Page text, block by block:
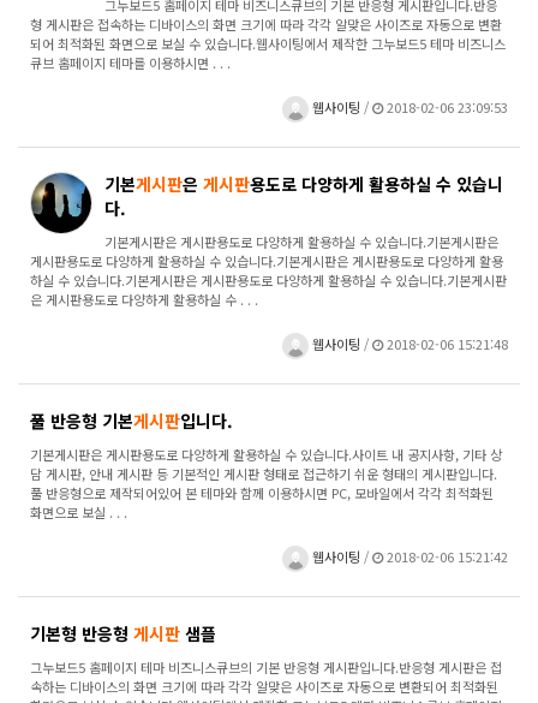
그누보드5 홈페이지 테마 비즈니스큐브의 기본 반응형 게시판입니다.반응
형 게시판은 접속하는 디바이스의 화면 크기에 따라 각각 알맞은 사이즈로 자동으로 변환
되어 최적화된 화면으로 보실 수 있습니다.웹사이팅에서 제작한 그누보드5 테마 비즈니스
큐브 홈페이지 테마를 이용하시면 . . .
웹사이팅 / 2018-02-06 23:09:53
기본게시판은 게시판용도로 다양하게 활용하실 수 있습니
다.
기본게시판은 게시판용도로 다양하게 활용하실 수 있습니다.기본게시판은
게시판용도로 다양하게 활용하실 수 있습니다.기본게시판은 게시판용도로 다양하게 활용
하실 수 있습니다.기본게시판은 게시판용도로 다양하게 활용하실 수 있습니다.기본게시판
은 게시판용도로 다양하게 활용하실 수 . . .
웹사이팅 / 2018-02-06 15:21:48
풀 반응형 기본게시판입니다.
기본게시판은 게시판용도로 다양하게 활용하실 수 있습니다.사이트 내 공지사항, 기타 상
담 게시판, 안내 게시판 등 기본적인 게시판 형태로 접근하기 쉬운 형태의 게시판입니다.
풀 반응형으로 제작되어있어 본 테마와 함께 이용하시면 PC, 모바일에서 각각 최적화된
화면으로 보실 . . .
웹사이팅 / 2018-02-06 15:21:42
기본형 반응형 게시판 샘플
그누보드5 홈페이지 테마 비즈니스큐브의 기본 반응형 게시판입니다.반응형 게시판은 접
속하는 디바이스의 화면 크기에 따라 각각 알맞은 사이즈로 자동으로 변환되어 최적화된